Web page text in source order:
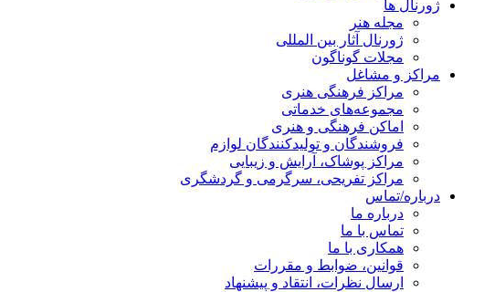
ژورنال ها
مجله هنر
ژورنال آثار بین المللی
مجلات گوناگون
مراکز و مشاغل
مراکز فرهنگی هنری
مجموعه‌های خدماتی
اماکن فرهنگی و هنری
فروشندگان و تولیدکنندگان لوازم
مراکز پوشاک، آرایش و زیبایی
مراکز تفریحی، سرگرمی و گردشگری
درباره/تماس
درباره ما
تماس با ما
همکاری با ما
قوانین، ضوابط و مقررات
ارسال نظرات، انتقاد و پیشنهاد